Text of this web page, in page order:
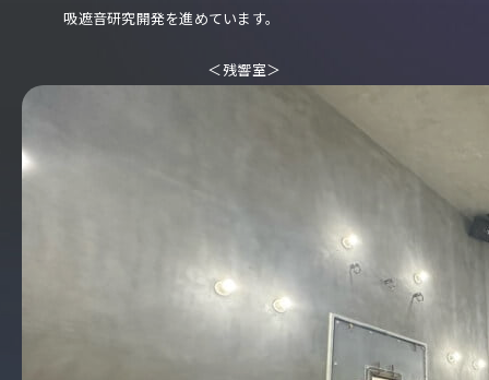
吸遮音研究開発を進めています。
＜残響室＞